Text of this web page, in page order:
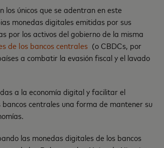
los únicos que se adentran en este
monedas digitales emitidas por sus
por los activos del gobierno de la misma
de los bancos centrales (o CBDCs, por
a combatir la evasión fiscal y el lavado
a la economía digital y facilitar el
centrales una forma de mantener su
las monedas digitales de los bancos